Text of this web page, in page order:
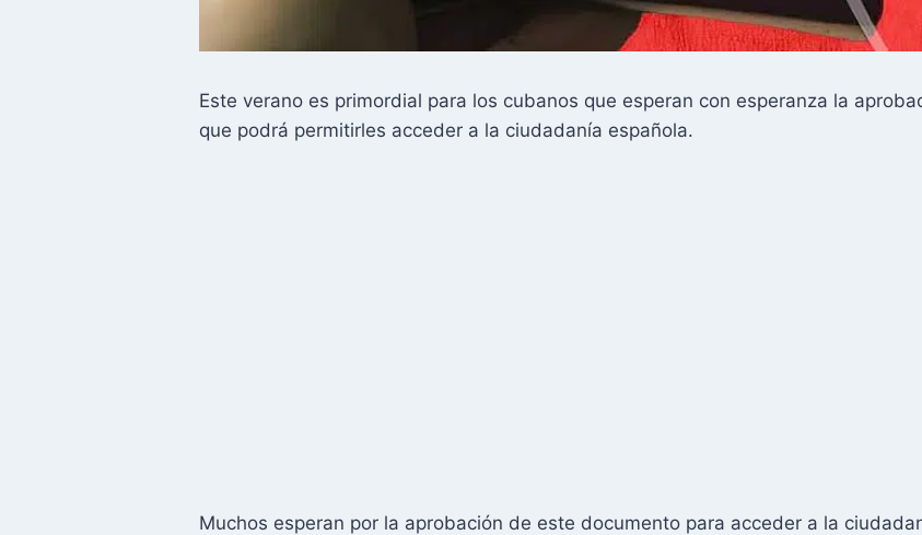
Este verano es primordial para los cubanos que esperan con esperanza la
que podrá permitirles acceder a la ciudadanía española.
Muchos esperan por la aprobación de este documento para acceder a la